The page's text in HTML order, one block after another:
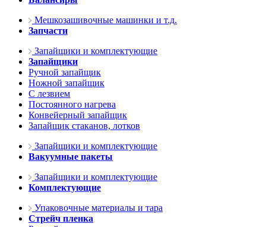
Мешкозашивочные машинки и т.д.
Запчасти
Запайщики и комплектующие
Запайщики
Ручной запайщик
Ножной запайщик
С лезвием
Постоянного нагрева
Конвейерный запайщик
Запайщик стаканов, лотков
Запайщики и комплектующие
Вакуумные пакеты
Запайщики и комплектующие
Комплектующие
Упаковочные материалы и тара
Стрейч пленка